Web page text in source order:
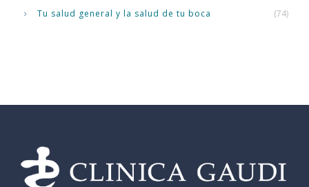
Tu salud general y la salud de tu boca (74)